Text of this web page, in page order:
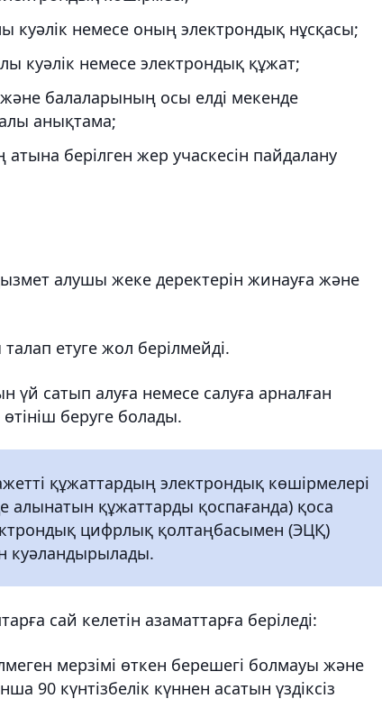
куәлік немесе оның электрондық нұсқасы;
куәлік немесе электрондық құжат;
балаларының осы елді мекенде
анықтама;
берілген жер учаскесін пайдалану
алушы жеке деректерін жинауға және
етуге жол берілмейді.
сатып алуға немесе салуға арналған
өтініш беруге болады.
құжаттардың электрондық көшірмелері
құжаттарды қоспағанда) қоса
цифрлық қолтаңбасымен (ЭЦҚ)
куәландырылады.
сай келетін азаматтарға беріледі:
мерзімі өткен берешегі болмауы және
90 күнтізбелік күннен асатын үздіксіз